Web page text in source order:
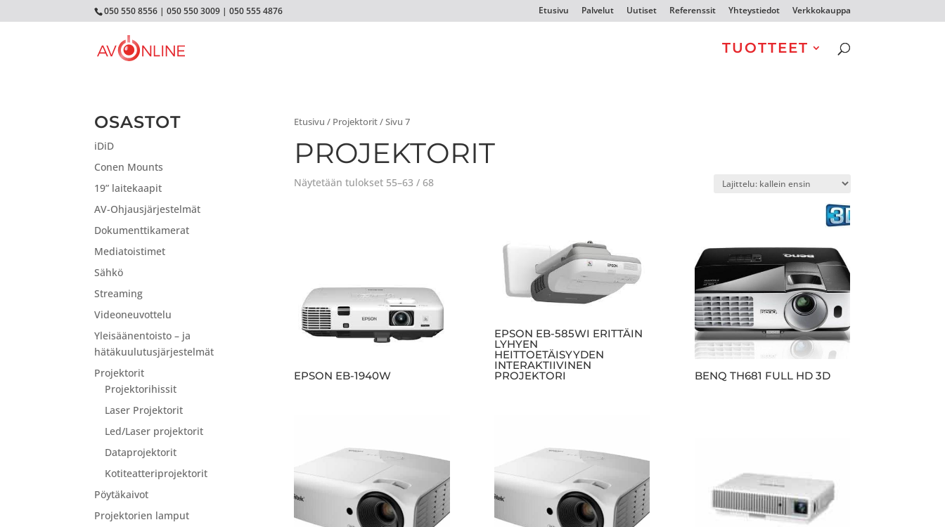
050 550 8556 |050 550 3009 |050 555 4876 Etusivu Palvelut Uutiset Referenssit Yhteystiedot Verkkokauppa
TUOTTEET
Etusivu / Projektorit/ Sivu 7
PROJEKTORIT
Näytetään tulokset 55–63 / 68
EPSON EB-1940W
EPSON EB-585WI ERITTÄIN
LYHYEN
HEITTOETÄISYYDEN
INTERAKTIIVINEN
PROJEKTORI BENQ TH681 FULL HD 3D
OSASTOT
iDiD
Conen Mounts
19” laitekaapit
AV-Ohjausjärjestelmät
Dokumenttikamerat
Mediatoistimet
Sähkö
Streaming
Videoneuvottelu
Yleisäänentoisto – ja
hätäkuulutusjärjestelmät
Projektorit
Projektorihissit
Laser Projektorit
Led/Laser projektorit
Dataprojektorit
Kotiteatteriprojektorit
Pöytäkaivot
Projektorien lamput